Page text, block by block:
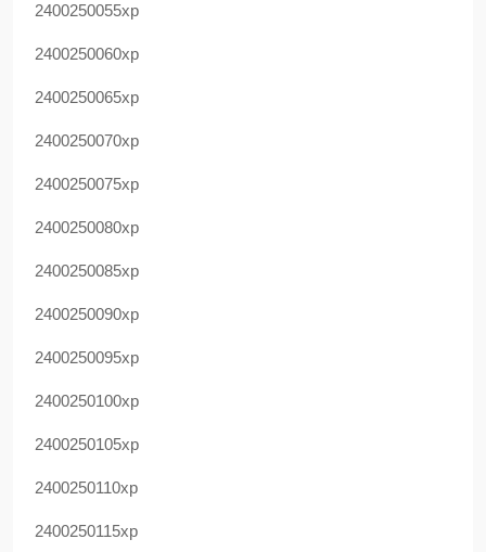
2400250055xp
2400250060xp
2400250065xp
2400250070xp
2400250075xp
2400250080xp
2400250085xp
2400250090xp
2400250095xp
2400250100xp
2400250105xp
2400250110xp
2400250115xp